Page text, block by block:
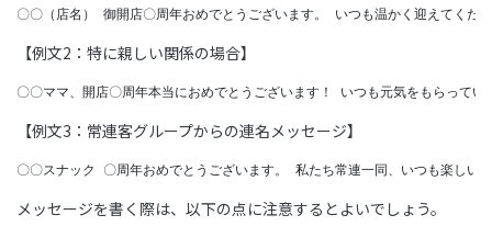
〇〇（店名） 御開店〇周年おめでとうございます。 いつも温かく迎えてく
【例文2：特に親しい関係の場合】
〇〇ママ、開店〇周年本当におめでとうございます！ いつも元気をもらって
【例文3：常連客グループからの連名メッセージ】
〇〇スナック 〇周年おめでとうございます。 私たち常連一同、いつも楽しい
メッセージを書く際は、以下の点に注意するとよいでしょう。